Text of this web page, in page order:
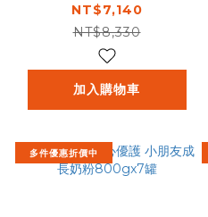
NT$7,140
NT$8,330
加入購物車
多件優惠折價中